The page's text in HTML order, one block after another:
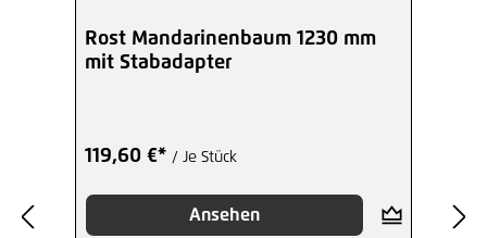
Rost Mandarinenbaum 1230 mm
mit Stabadapter
119,60 €* / Je Stück
Ansehen